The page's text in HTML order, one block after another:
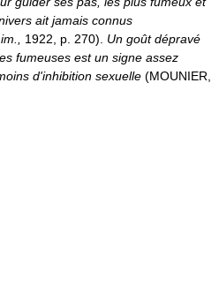
ait jamais connus
1922, p. 270). Un goût dépravé
fumeuses est un signe assez
d'inhibition sexuelle (MOUNIER,